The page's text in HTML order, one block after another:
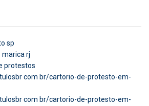
sp
rj
protestos
com br/cartorio-de-protesto-em-
com br/cartorio-de-protesto-em-